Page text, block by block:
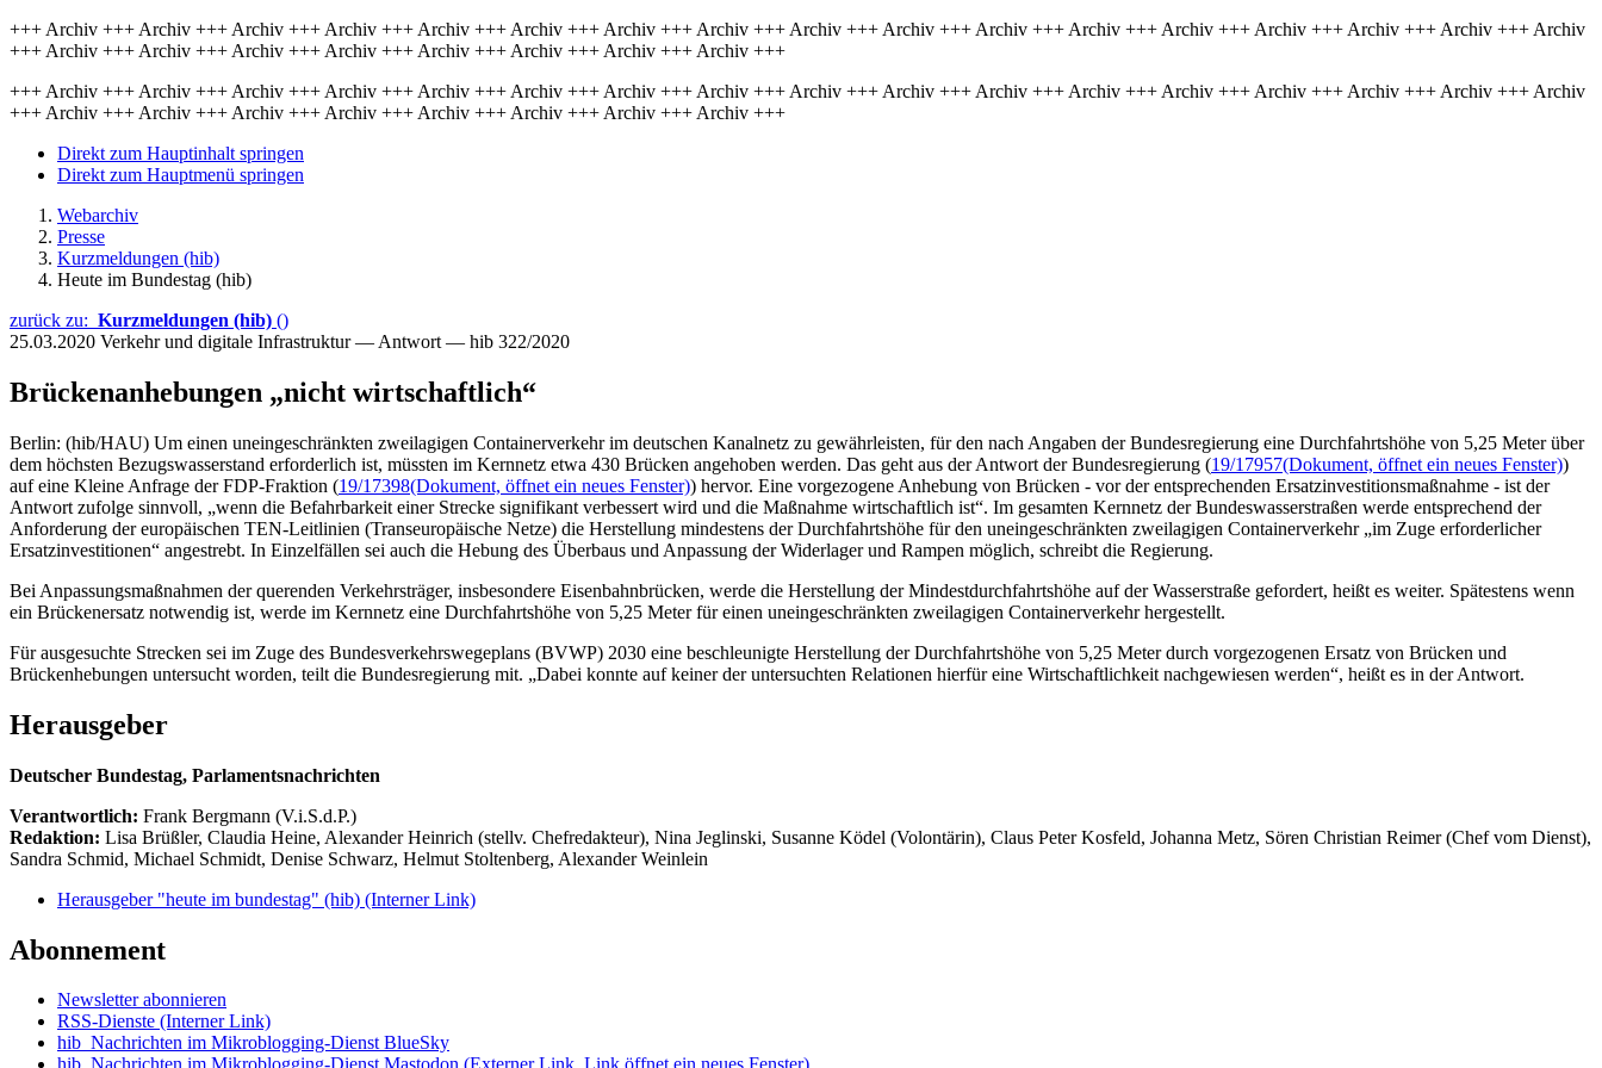
+++ Archiv +++ Archiv +++ Archiv +++ Archiv +++ Archiv +++ Archiv +++ Archiv +++ Archiv +++ Archiv +++ Archiv +++ Archiv +++ Archiv +++ Archiv +++ Archiv +++ Archiv +++ Archiv +++ Archiv
+++ Archiv +++ Archiv +++ Archiv +++ Archiv +++ Archiv +++ Archiv +++ Archiv +++ Archiv +++
+++ Archiv +++ Archiv +++ Archiv +++ Archiv +++ Archiv +++ Archiv +++ Archiv +++ Archiv +++ Archiv +++ Archiv +++ Archiv +++ Archiv +++ Archiv +++ Archiv +++ Archiv +++ Archiv +++ Archiv
+++ Archiv +++ Archiv +++ Archiv +++ Archiv +++ Archiv +++ Archiv +++ Archiv +++ Archiv +++
Direkt zum Hauptinhalt springen
Direkt zum Hauptmenü springen
Webarchiv
Presse
Kurzmeldungen (hib)
Heute im Bundestag (hib)
zurück zu: Kurzmeldungen (hib) ()
25.03.2020 Verkehr und digitale Infrastruktur — Antwort — hib 322/2020
Brückenanhebungen „nicht wirtschaftlich“
Berlin: (hib/HAU) Um einen uneingeschränkten zweilagigen Containerverkehr im deutschen Kanalnetz zu gewährleisten, für den nach Angaben der Bundesregierung eine Durchfahrtshöhe von 5,25 Meter über
dem höchsten Bezugswasserstand erforderlich ist, müssten im Kernnetz etwa 430 Brücken angehoben werden. Das geht aus der Antwort der Bundesregierung (19/17957(Dokument, öffnet ein neues Fenster))
auf eine Kleine Anfrage der FDP-Fraktion (19/17398(Dokument, öffnet ein neues Fenster)) hervor. Eine vorgezogene Anhebung von Brücken - vor der entsprechenden Ersatzinvestitionsmaßnahme - ist der
Antwort zufolge sinnvoll, „wenn die Befahrbarkeit einer Strecke signifikant verbessert wird und die Maßnahme wirtschaftlich ist“. Im gesamten Kernnetz der Bundeswasserstraßen werde entsprechend der
Anforderung der europäischen TEN-Leitlinien (Transeuropäische Netze) die Herstellung mindestens der Durchfahrtshöhe für den uneingeschränkten zweilagigen Containerverkehr „im Zuge erforderlicher
Ersatzinvestitionen“ angestrebt. In Einzelfällen sei auch die Hebung des Überbaus und Anpassung der Widerlager und Rampen möglich, schreibt die Regierung.
Bei Anpassungsmaßnahmen der querenden Verkehrsträger, insbesondere Eisenbahnbrücken, werde die Herstellung der Mindestdurchfahrtshöhe auf der Wasserstraße gefordert, heißt es weiter. Spätestens wenn
ein Brückenersatz notwendig ist, werde im Kernnetz eine Durchfahrtshöhe von 5,25 Meter für einen uneingeschränkten zweilagigen Containerverkehr hergestellt.
Für ausgesuchte Strecken sei im Zuge des Bundesverkehrswegeplans (BVWP) 2030 eine beschleunigte Herstellung der Durchfahrtshöhe von 5,25 Meter durch vorgezogenen Ersatz von Brücken und
Brückenhebungen untersucht worden, teilt die Bundesregierung mit. „Dabei konnte auf keiner der untersuchten Relationen hierfür eine Wirtschaftlichkeit nachgewiesen werden“, heißt es in der Antwort.
Herausgeber
Deutscher Bundestag, Parlamentsnachrichten
Verantwortlich: Frank Bergmann (V.i.S.d.P.)
Redaktion: Lisa Brüßler, Claudia Heine, Alexander Heinrich (stellv. Chefredakteur), Nina Jeglinski, Susanne Ködel (Volontärin), Claus Peter Kosfeld, Johanna Metz, Sören Christian Reimer (Chef vom Dienst),
Sandra Schmid, Michael Schmidt, Denise Schwarz, Helmut Stoltenberg, Alexander Weinlein
Herausgeber "heute im bundestag" (hib) (Interner Link)
Abonnement
Newsletter abonnieren
RSS-Dienste (Interner Link)
hib_Nachrichten im Mikroblogging-Dienst BlueSky